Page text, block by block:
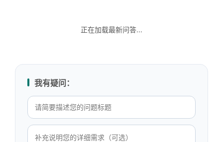
正在加载最新问答...
我有疑问：